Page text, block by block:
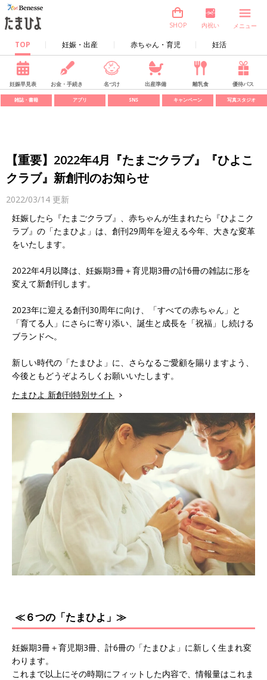
TOP 妊娠・出産 赤ちゃん・育児 妊活
SHOP 内祝い メニュー
妊娠早見表 お金・手続き 名づけ 出産準備 離乳食 優待パス
雑誌・書籍 アプリ SNS キャンペーン 写真スタジオ
【重要】2022年4月『たまごクラブ』『ひよこ
クラブ』新創刊のお知らせ
2022/03/14 更新
妊娠したら『たまごクラブ』、赤ちゃんが生まれたら『ひよこク
ラブ』の「たまひよ」は、創刊29周年を迎える今年、大きな変革
をいたします。
2022年4月以降は、妊娠期3冊＋育児期3冊の計6冊の雑誌に形を
変えて新創刊します。
2023年に迎える創刊30周年に向け、「すべての赤ちゃん」と
「育てる人」にさらに寄り添い、誕生と成長を「祝福」し続ける
ブランドへ。
新しい時代の「たまひよ」に、さらなるご愛顧を賜りますよう、
今後ともどうぞよろしくお願いいたします。
たまひよ 新創刊特別サイト
≪６つの「たまひよ」≫
妊娠期3冊＋育児期3冊、計6冊の「たまひよ」に新しく生まれ変
わります。
これまで以上にその時期にフィットした内容で、情報量はこれま